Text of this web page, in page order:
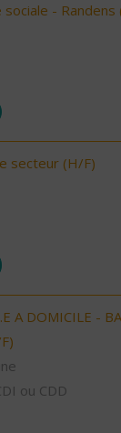
sociale -
secteur (H/F)
A DOMICILE -
ou CDD